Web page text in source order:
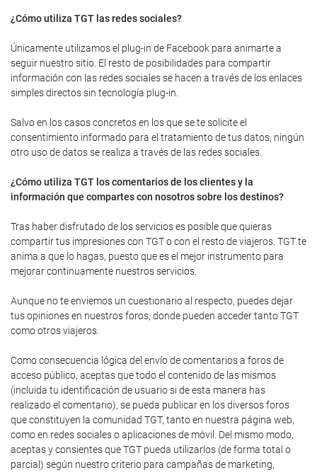
¿Cómo utiliza TGT las redes sociales?
Únicamente utilizamos el plug-in de Facebook para animarte a
seguir nuestro sitio. El resto de posibilidades para compartir
información con las redes sociales se hacen a través de los enlaces
simples directos sin tecnología plug-in.
Salvo en los casos concretos en los que se te solicite el
consentimiento informado para el tratamiento de tus datos, ningún
otro uso de datos se realiza a través de las redes sociales.
¿Cómo utiliza TGT los comentarios de los clientes y la
información que compartes con nosotros sobre los destinos?
Tras haber disfrutado de los servicios es posible que quieras
compartir tus impresiones con TGT o con el resto de viajeros. TGT te
anima a que lo hagas, puesto que es el mejor instrumento para
mejorar continuamente nuestros servicios.
Aunque no te enviemos un cuestionario al respecto, puedes dejar
tus opiniones en nuestros foros, donde pueden acceder tanto TGT
como otros viajeros.
Como consecuencia lógica del envío de comentarios a foros de
acceso público, aceptas que todo el contenido de las mismos
(incluida tu identificación de usuario si de esta manera has
realizado el comentario), se pueda publicar en los diversos foros
que constituyen la comunidad TGT, tanto en nuestra página web,
como en redes sociales o aplicaciones de móvil. Del mismo modo,
aceptas y consientes que TGT pueda utilizarlos (de forma total o
parcial) según nuestro criterio para campañas de marketing,